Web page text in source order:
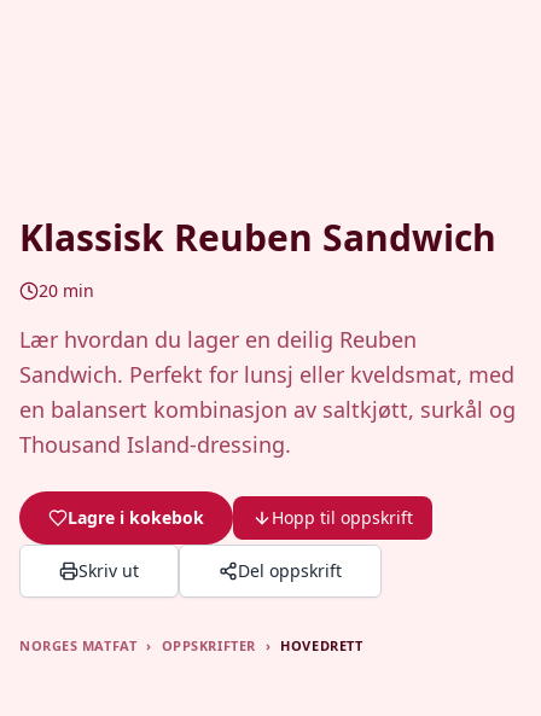
Klassisk Reuben Sandwich
20 min
Lær hvordan du lager en deilig Reuben
Sandwich. Perfekt for lunsj eller kveldsmat, med
en balansert kombinasjon av saltkjøtt, surkål og
Thousand Island-dressing.
Lagre i kokebok Hopp til oppskrift
Skriv ut Del oppskrift
NORGES MATFAT › OPPSKRIFTER › HOVEDRETT